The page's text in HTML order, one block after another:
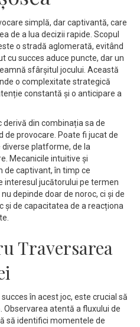
simplă, dar captivantă, care
de a lua decizii rapide. Scopul
o stradă aglomerată, evitând
cu succes aduce puncte, dar un
sfârșitul jocului. Această
o complexitate strategică
constantă și o anticipare a
din combinația sa de
de provocare. Poate fi jucat de
platforme, de la
Mecanicile intuitive și
de captivant, în timp ce
interesul jucătorului pe termen
nu depinde doar de noroc, ci și de
și de capacitatea de a reacționa
Traversarea
în acest joc, este crucial să
atentă a fluxului de
să identifici momentele de